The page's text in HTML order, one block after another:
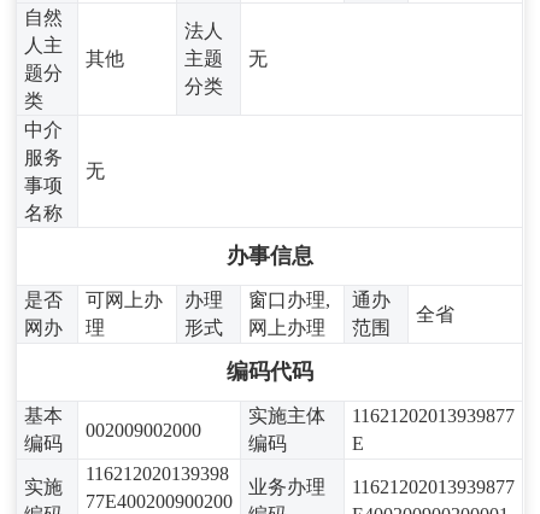
自然
人主
题分
类
其他
法人
主题
分类
无
中介
服务
事项
名称
无
办事信息
是否
网办
可网上办
理
办理
形式
窗口办理,
网上办理
通办
范围
全省
编码代码
基本
编码
002009002000
实施主体
编码
11621202013939877
E
实施
116212020139398
77E400200900200
业务办理
11621202013939877